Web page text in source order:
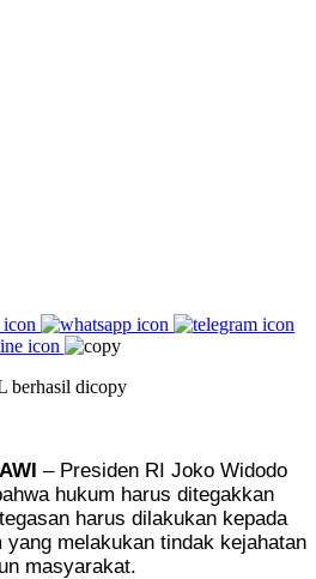
berhasil dicopy
– Presiden RI Joko Widodo
hukum harus ditegakkan
harus dilakukan kepada
yang melakukan tindak kejahatan
masyarakat.